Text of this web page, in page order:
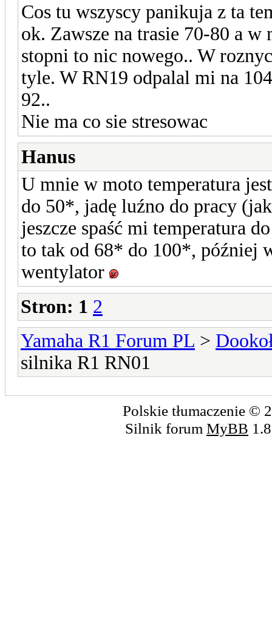
Cos tu wszyscy panikuja z ta
ok. Zawsze na trasie 70-80 a
stopni to nic nowego.. W
tyle. W RN19 odpalal mi na
92..
Nie ma co sie stresowac
Hanus
U mnie w moto temperatura
do 50*, jadę luźno do pracy
jeszcze spaść mi temperatura
to tak od 68* do 100*, później
wentylator
Stron: 1 2
Yamaha R1 Forum PL >
silnika R1 RN01
Polskie tłumaczenie ©
Silnik forum MyBB